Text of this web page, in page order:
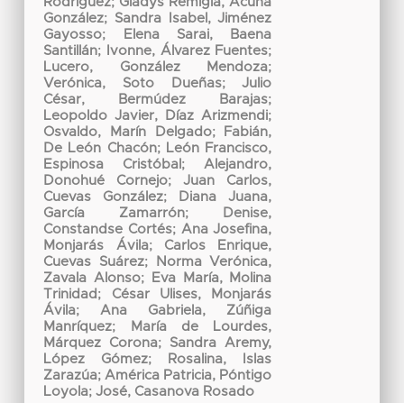
González; Sandra Isabel, Jiménez
Gayosso;
Elena Sarai, Baena
Santillán; Ivonne, Álvarez Fuentes;
Lucero, González Mendoza;
Verónica, Soto Dueñas;Julio
César, Bermúdez Barajas;
Leopoldo Javier, Díaz Arizmendi;
Osvaldo, Marín Delgado;
Fabián,
De León Chacón; León Francisco,
Espinosa Cristóbal ;Alejandro,
Donohué Cornejo;Juan Carlos,
Cuevas González;
Diana Juana,
García Zamarrón;
Denise,
Constandse Cortés; Ana Josefina,
Monjarás Ávila; Carlos Enrique,
Cuevas Suárez;
Norma Verónica,
Zavala Alonso;
Eva María, Molina
Trinidad ; César Ulises, Monjarás
Ávila;Ana Gabriela, Zúñiga
Manríquez;
María de Lourdes,
Márquez Corona; Sandra Aremy,
López Gómez;
Rosalina, Islas
Zarazúa;América Patricia, Póntigo
Loyola;José, Casanova Rosado